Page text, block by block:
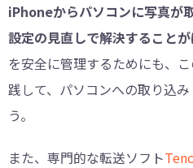
iPhoneからパソコンに写真が
設定の見直しで解決すること
を安全に管理するためにも、
践して、パソコンへの取り込
う。
また、専門的な転送ソフト